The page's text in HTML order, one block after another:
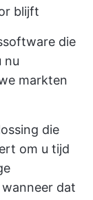
blijft
die
nu
markten
die
om u tijd
dat